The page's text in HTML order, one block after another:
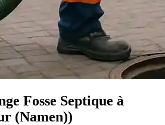
Fosse Septique à
(Namen))